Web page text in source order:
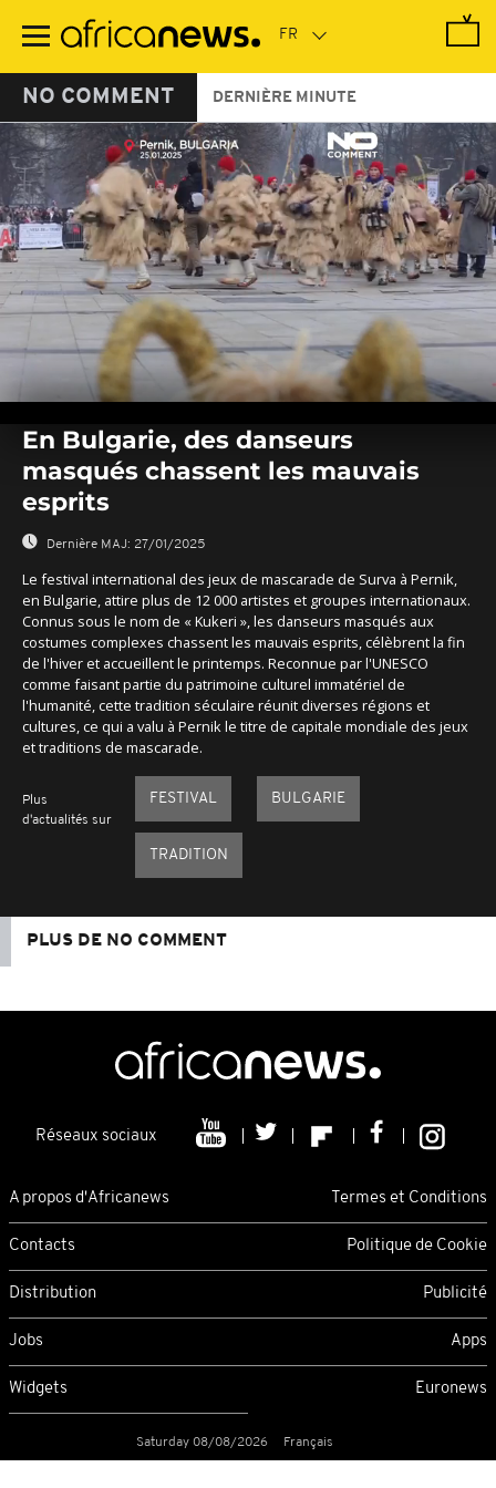
contenu
NO COMMENT DERNIÈRE MINUTE
seconds
seconds
En Bulgarie, des danseurs
masqués chassent les mauvais
esprits
Dernière MAJ: 27/01/2025
Le festival international des jeux de mascarade de Surva à Pernik,
en Bulgarie, attire plus de 12 000 artistes et groupes internationaux.
Connus sous le nom de « Kukeri », les danseurs masqués aux
costumes complexes chassent les mauvais esprits, célèbrent la fin
de l'hiver et accueillent le printemps. Reconnue par l'UNESCO
comme faisant partie du patrimoine culturel immatériel de
l'humanité, cette tradition séculaire réunit diverses régions et
cultures, ce qui a valu à Pernik le titre de capitale mondiale des jeux
et traditions de mascarade.
Plus
d'actualités sur
FESTIVAL BULGARIE
TRADITION
PLUS DE NO COMMENT
Réseaux sociaux
A propos d'Africanews Termes et Conditions
Contacts Politique de Cookie
Distribution Publicité
Jobs Apps
Widgets Euronews
Saturday 08/08/2026